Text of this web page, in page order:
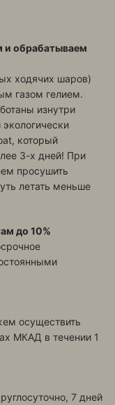
и обрабатываем
ходячих шаров)
газом гелием.
изнутри
который
3-х дней! При
просушить
летать меньше
до 10%
осуществить
МКАД в течении 1
7 дней